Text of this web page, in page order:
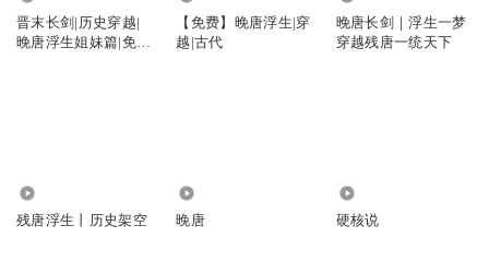
晋末长剑|历史穿越|
晚唐浮生姐妹篇|免费
【免费】晚唐浮生|穿
越|古代
晚唐长剑｜浮生一梦
穿越残唐一统天下
残唐浮生丨历史架空 晚唐 硬核说